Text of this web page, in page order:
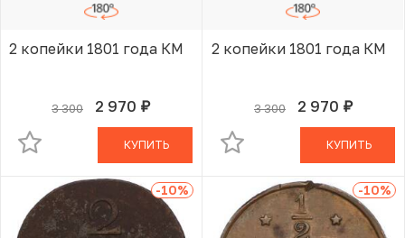
2 копейки 1801 года КМ
3 300 2 970 руб.
В КОРЗИНЕ
КУПИТЬ
2 копейки 1801 года КМ
3 300 2 970 руб.
В КОРЗИНЕ
КУПИТЬ
-10% -10%